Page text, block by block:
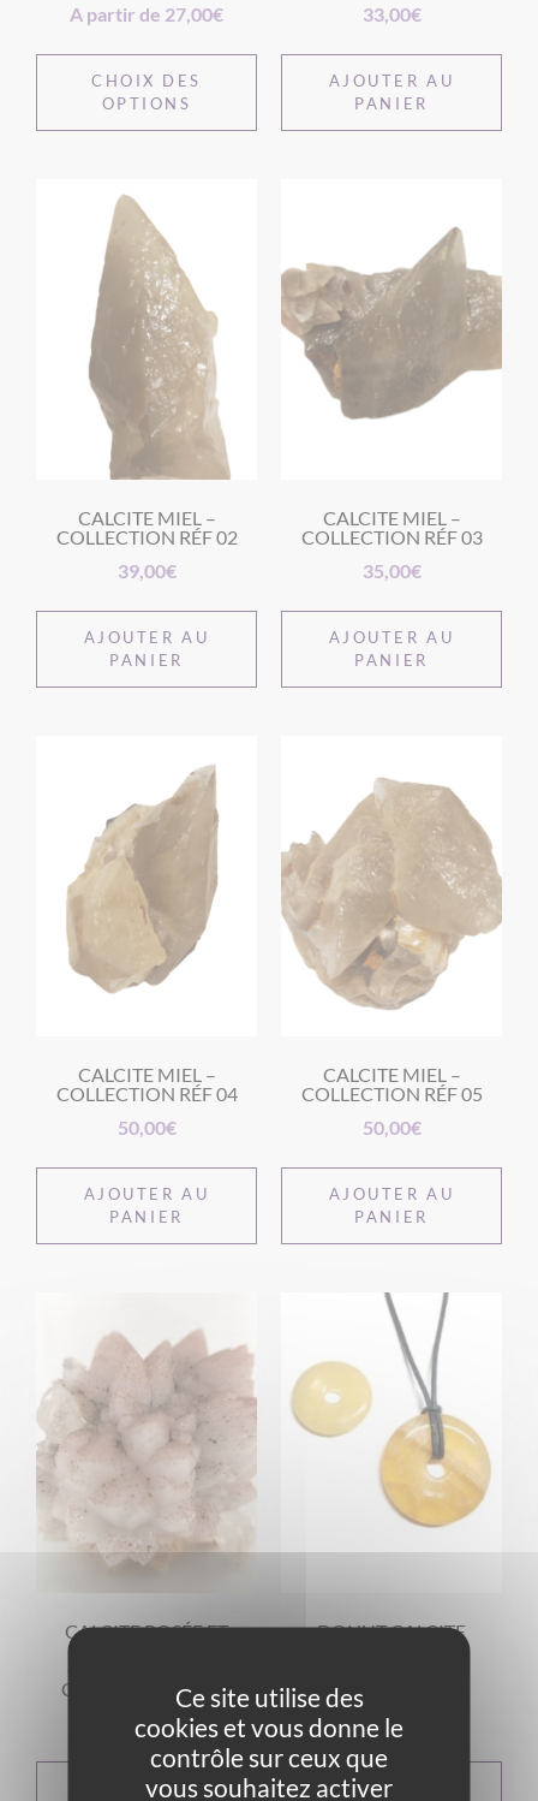
A partir de 27,00€
CHOIX DES
OPTIONS
33,00€
AJOUTER AU
PANIER
CALCITE MIEL –
COLLECTION RÉF 02
39,00€
AJOUTER AU
PANIER
CALCITE MIEL –
COLLECTION RÉF 03
35,00€
AJOUTER AU
PANIER
CALCITE MIEL –
COLLECTION RÉF 04
50,00€
AJOUTER AU
PANIER
CALCITE MIEL –
COLLECTION RÉF 05
50,00€
AJOUTER AU
PANIER
CALCITE ROSÉE ET
COLLECTION REF 2
63,00€
AJOUTER AU
DONUT CALCITE
A partir de
CHOIX DES
Ce site utilise des
cookies et vous donne le
contrôle sur ceux que
vous souhaitez activer